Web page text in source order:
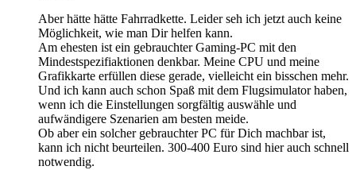
Aber hätte hätte Fahrradkette. Leider seh ich jetzt auch keine
Möglichkeit, wie man Dir helfen kann.
Am ehesten ist ein gebrauchter Gaming-PC mit den
Mindestspezifiaktionen denkbar. Meine CPU und meine
Grafikkarte erfüllen diese gerade, vielleicht ein bisschen mehr.
Und ich kann auch schon Spaß mit dem Flugsimulator haben,
wenn ich die Einstellungen sorgfältig auswähle und
aufwändigere Szenarien am besten meide.
Ob aber ein solcher gebrauchter PC für Dich machbar ist,
kann ich nicht beurteilen. 300-400 Euro sind hier auch schnell
notwendig.